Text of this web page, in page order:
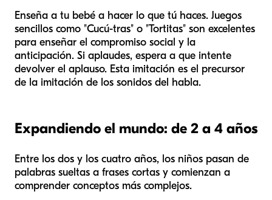
Enseña a tu bebé a hacer lo que tú haces. Juegos
sencillos como "Cucú-tras" o "Tortitas" son excelentes
para enseñar el compromiso social y la
anticipación. Si aplaudes, espera a que intente
devolver el aplauso. Esta imitación es el precursor
de la imitación de los sonidos del habla.
Expandiendo el mundo: de 2 a 4 años
Entre los dos y los cuatro años, los niños pasan de
palabras sueltas a frases cortas y comienzan a
comprender conceptos más complejos.